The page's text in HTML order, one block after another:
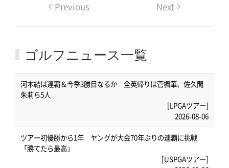
Previous Next
ゴルフニュース一覧
河本結は連覇＆今季3勝目なるか 全英帰りは菅楓華、佐久間
朱莉ら5人
[LPGAツアー]
2026-08-06
ツアー初優勝から1年 ヤングが大会70年ぶりの連覇に挑戦
「勝てたら最高」
[USPGAツアー]